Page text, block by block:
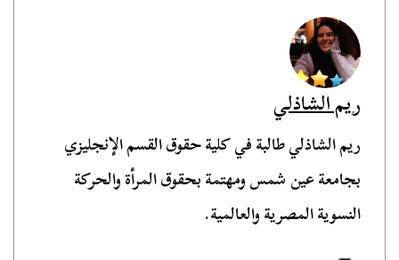
ريم الشاذلي
ريم الشاذلي طالبة في كلية حقوق القسم الإنجليزي
بجامعة عين شمس ومهتمة بحقوق المرأة والحركة
النسوية المصرية والعالمية.